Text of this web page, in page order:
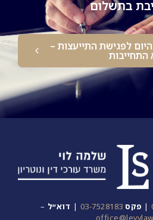
בתשלום
לפגישת התייעצות –
התחייבות
| פקס 03-7528183
| דוא״ל –